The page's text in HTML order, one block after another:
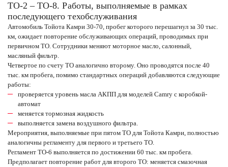
ТО-2 – ТО-8. Работы, выполняемые в рамках
последующего техобслуживания
Автомобиль Тойота Камри 30-70, пробег которого перешагнул за 30 тыс.
км, ожидает повторение обслуживающих операций, проводимых при
первичном ТО. Сотрудники меняют моторное масло, салонный,
масляный фильтр.
Четвертое по счету ТО аналогично второму. Оно проводятся после 40
тыс. км пробега, помимо стандартных операций добавляются следующие
работы:
проверяется уровень масла АКПП для моделей Camry с коробкой-
автомат
меняется тормозная жидкость
выполняется замена воздушного фильтра.
Мероприятия, выполняемые при пятом ТО для Тойота Камри, полностью
аналогичны регламенту для первого и третьего ТО.
Регламент ТО-6 выполняется по достижении 60 тыс. км пробега.
Предполагает повторение работ для второго ТО: меняется смазочная